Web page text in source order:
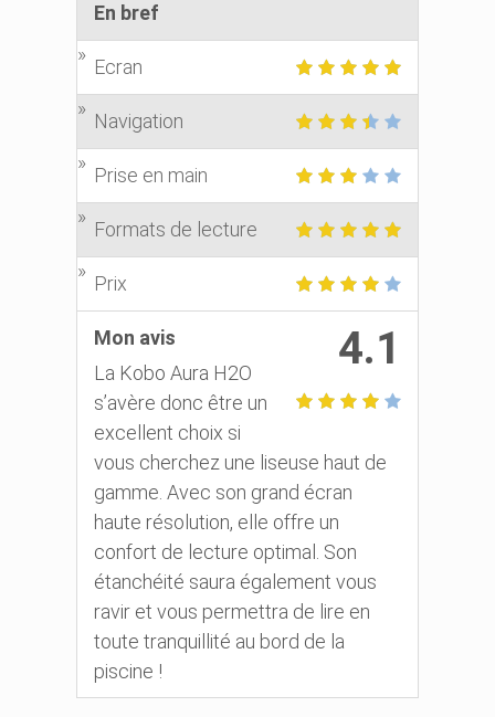
En bref
Ecran
Navigation
Prise en main
Formats de lecture
Prix
4.1
Mon avis
La Kobo Aura H2O
s’avère donc être un
excellent choix si
vous cherchez une liseuse haut de
gamme. Avec son grand écran
haute résolution, elle offre un
confort de lecture optimal. Son
étanchéité saura également vous
ravir et vous permettra de lire en
toute tranquillité au bord de la
piscine !